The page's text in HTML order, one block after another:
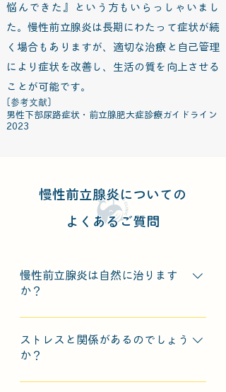
悩んできた』という方もいらっしゃいまし
た。慢性前立腺炎は長期にわたって症状が続
く場合もありますが、適切な治療と自己管理
により症状を改善し、生活の質を向上させる
ことが可能です。
[参考文献]
男性下部尿路症状・前立腺肥大症診療ガイドライン
2023
慢性前立腺炎についての
よくあるご質問
慢性前立腺炎は自然に治ります
か？
自然に軽快することもありますが、
症状が長引くことも多く、適切な治
療や生活習慣の見直しが必要です。
ストレスと関係があるのでしょう
か？
はい、ストレスは症状を悪化させる